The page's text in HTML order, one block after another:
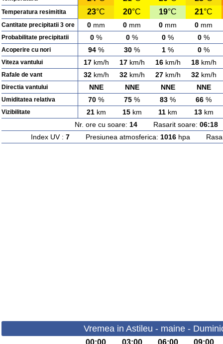
Temperatura resimitita 23°C 20°C 19°C 21°C
Cantitate precipitatii 3 ore 0 mm 0 mm 0 mm 0 mm
Probabilitate precipitatii 0 % 0 % 0 % 0 %
Acoperire cu nori 94 % 30 % 1 % 0 %
Viteza vantului 17km/h 17km/h 16km/h 18km/h
Rafale de vant 32km/h 32km/h 27km/h 32km/h
Directia vantului NNE NNE NNE NNE
Umiditatea relativa 70 % 75 % 83 % 66 %
Vizibilitate 21km 15km 11 km 13km
Nr. ore cu soare: 14Rasarit soare: 06:18
Index UV : 7Presiunea atmosferica: 1016hpa
Vremea in Astileu - maine -
00:00 03:00 06:00 09:00